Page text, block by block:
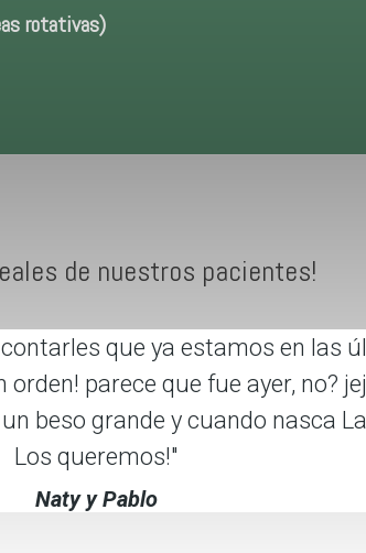
rotativas)
de nuestros pacientes!
que ya estamos en las
parece que fue ayer, no?
beso grande y cuando nasca
Los queremos!"
Naty y Pablo